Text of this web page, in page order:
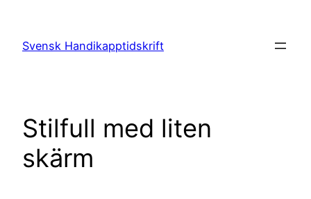
innehåll
Svensk Handikapptidskrift
Stilfull med liten
skärm